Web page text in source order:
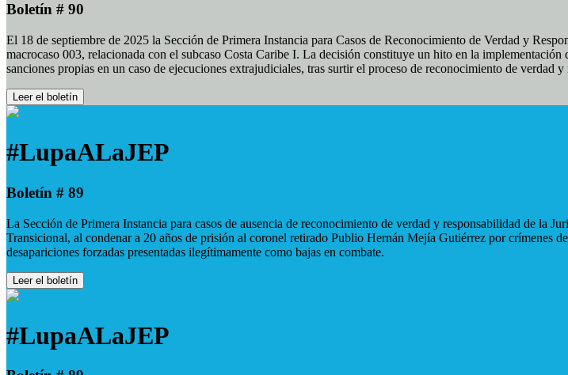
Boletín # 90
El 18 de septiembre de 2025 la Sección de Primera Instancia para Casos de Reconocimiento de Verdad y
macrocaso 003, relacionada con el subcaso Costa Caribe I. La decisión constituye un hito en la
sanciones propias en un caso de ejecuciones extrajudiciales, tras surtir el proceso de reconocimiento de verdad
Leer el boletín
#LupaALaJEP
Boletín # 89
La Sección de Primera Instancia para casos de ausencia de reconocimiento de verdad y responsabilidad de la
Transicional, al condenar a 20 años de prisión al coronel retirado Publio Hernán Mejía Gutiérrez por crímenes
desapariciones forzadas presentadas ilegítimamente como bajas en combate.
Leer el boletín
#LupaALaJEP